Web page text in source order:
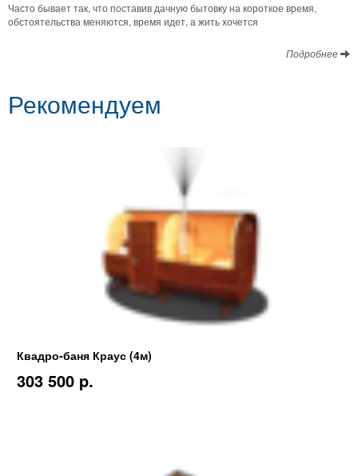
Часто бывает так, что поставив дачную бытовку на короткое время,
обстоятельства меняются, время идет, а жить хочется
Подробнее
Рекомендуем
Квадро-баня Краус (4м)
303 500 p.